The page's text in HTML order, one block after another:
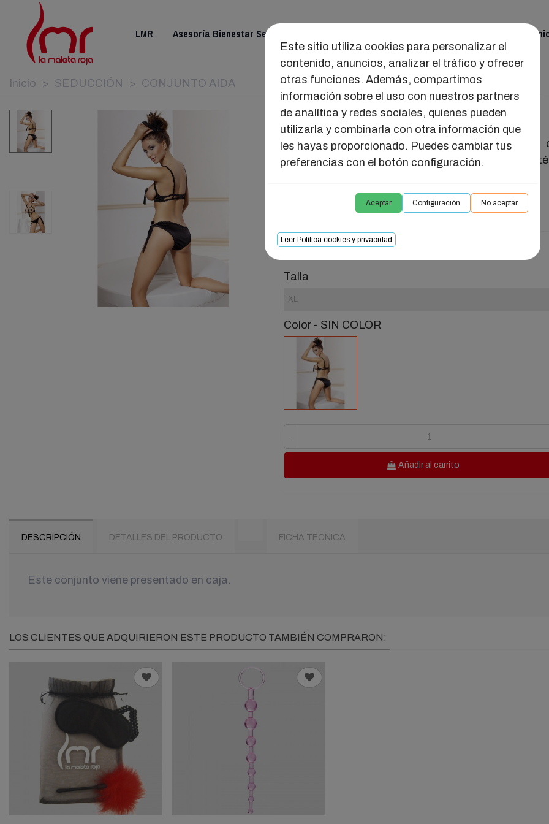
Este sitio utiliza cookies para personalizar el
contenido, anuncios, analizar el tráfico y ofrecer
otras funciones. Además, compartimos
información sobre el uso con nuestros partners
de analítica y redes sociales, quienes pueden
utilizarla y combinarla con otra información que
les hayas proporcionado. Puedes cambiar tus
preferencias con el botón configuración.
Aceptar Configuración No aceptar
Leer Política cookies y privacidad
LMR Asesoría Bienestar Sexual
Inicio > SEDUCCIÓN > CONJUNTO AIDA
CONJUNTO AIDA
Conjunto de dos piezas compuesto por sostén
descubiertos con diseño de triángulo, lazo de
**Pezoneras NO incluidas
26,28 €
Talla
Color- SIN COLOR
COLOR
-
Añadir al carrito
DESCRIPCIÓN DETALLES DEL PRODUCTO FICHA TÉCNICA
Este conjunto viene presentado en caja.
LOS CLIENTES QUE ADQUIRIERON ESTE PRODUCTO TAMBIÉN COMPRARON: